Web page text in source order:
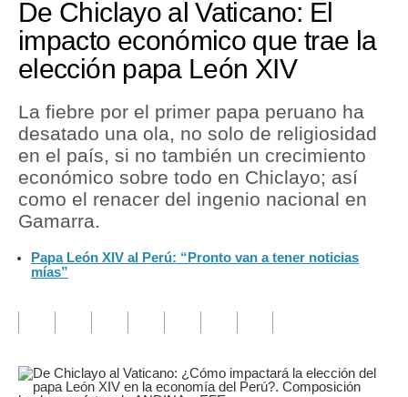
Perú
Política
Finanzas Personales
Inmobiliarias
Plus G
Editorial
Tendencias
De Chiclayo al Vaticano: El
impacto económico que trae la
elección papa León XIV
La fiebre por el primer papa peruano ha
desatado una ola, no solo de religiosidad
en el país, si no también un crecimiento
económico sobre todo en Chiclayo; así
como el renacer del ingenio nacional en
Gamarra.
Papa León XIV al Perú: “Pronto van a tener noticias
mías”